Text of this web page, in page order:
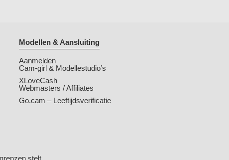
Modellen & Aansluiting
Aanmelden
Cam-girl & Modellestudio’s
XLoveCash
Webmasters / Affiliates
Go.cam – Leeftijdsverificatie
stelt.